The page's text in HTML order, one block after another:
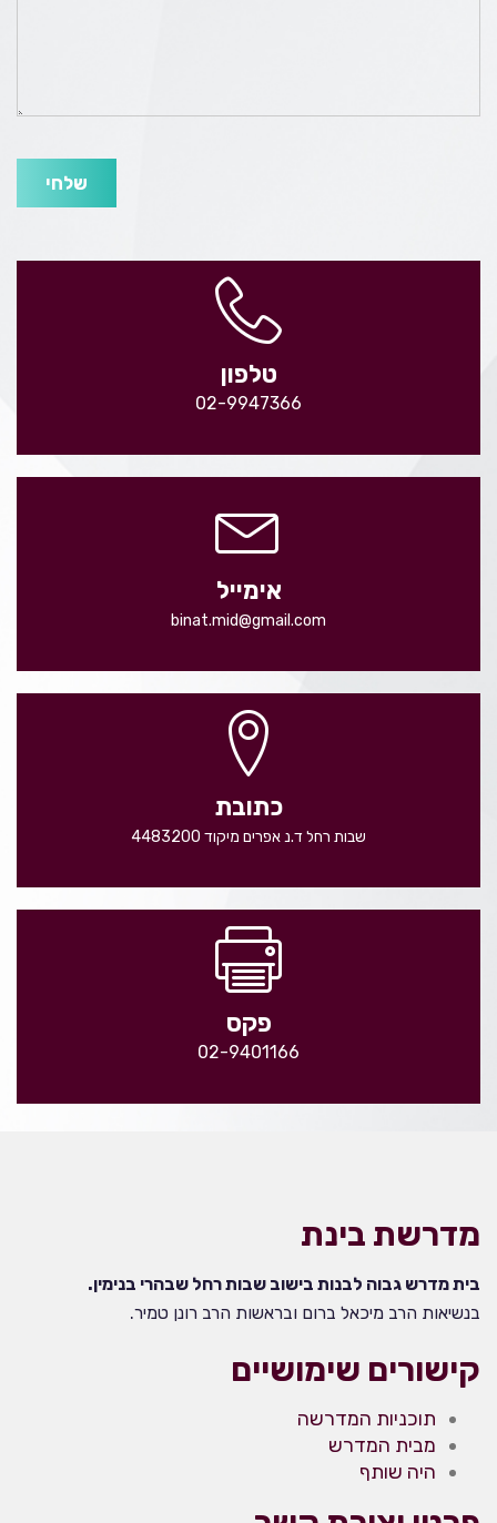
שלחי
טלפון
02-9947366
אימייל
binat.mid@gmail.com
כתובת
שבות רחל ד.נ אפרים מיקוד 4483200
פקס
02-9401166
מדרשת בינת
בית מדרש גבוה לבנות בישוב שבות רחל שבהרי בנימין.
בנשיאות הרב מיכאל ברום ובראשות הרב רונן טמיר.
קישורים שימושיים
תוכניות המדרשה
מבית המדרש
היה שותף